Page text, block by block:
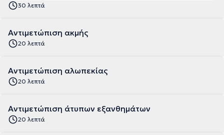
30 λεπτά
Αντιμετώπιση ακμής
20 λεπτά
Αντιμετώπιση αλωπεκίας
20 λεπτά
Αντιμετώπιση άτυπων εξανθημάτων
20 λεπτά